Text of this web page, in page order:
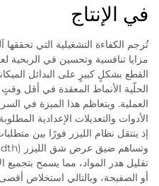
في الإنتاج
تُرجم الكفاءة التشغيلية التي تحققها
مزايا تنافسية وتحسين في الربحية
القطع بشكلٍ كبيرٍ على البدائل
الحلّية الأنماط المعقدة في أقل
العملية. ويتعاظم هذا الميزة في
الأدوات والتعديلات الإعدادية
إذ ينتقل نظام الليزر فورًا بين
تقليل هدر المواد، مما يسمح بتجميع
أو الصفيحة، وبالتالي استخلاص